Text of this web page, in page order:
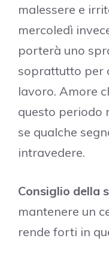
malessere e
mercoledì
porterà uno
soprattutto per
lavoro. Amore
questo periodo
se qualche
intravedere.
Consiglio della
mantenere un
rende forti in